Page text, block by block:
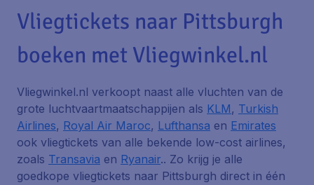
Vliegtickets naar Pittsburgh
boeken met Vliegwinkel.nl
Vliegwinkel.nl verkoopt naast alle vluchten van de
grote luchtvaartmaatschappijen als KLM, Turkish
Airlines, Royal Air Maroc, Lufthansa en Emirates
ook vliegtickets van alle bekende low-cost airlines,
zoals Transavia en Ryanair.. Zo krijg je alle
goedkope vliegtickets naar Pittsburgh direct in één